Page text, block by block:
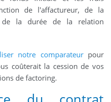
de l'affactureur, de la
la durée de la relation
notre comparateurpour
coûterait la cession de vos
de factoring.